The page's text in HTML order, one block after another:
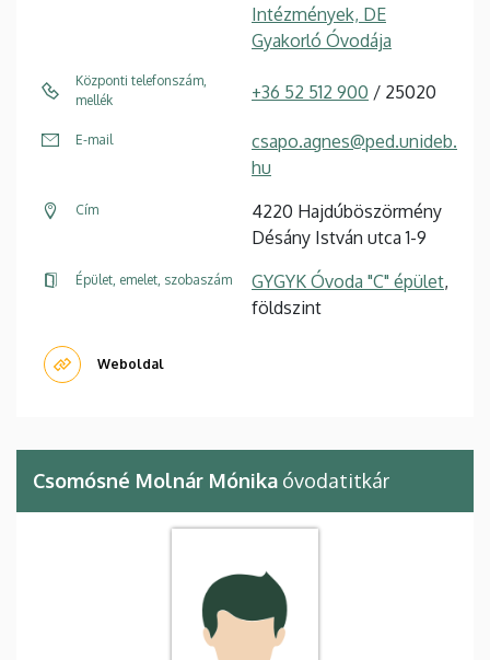
Intézmények, DE
Gyakorló Óvodája
Központi telefonszám,
mellék
+36 52 512 900 / 25020
E-mail
csapo.agnes@ped.unideb.
hu
Cím
4220 Hajdúböszörmény
Désány István utca 1-9
Épület, emelet, szobaszám GYGYK Óvoda "C" épület,
földszint
Weboldal
Csomósné Molnár Mónika óvodatitkár